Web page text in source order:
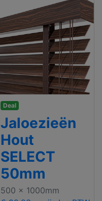
Deal
Jaloezieën
Hout
SELECT
50mm
500 x 1000mm